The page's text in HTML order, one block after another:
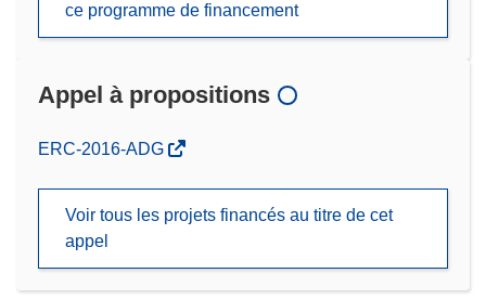
ce programme de financement
Appel à propositions
(s’ouvre
nouvelle
fenêtre)
ERC-2016-ADG
Voir tous les projets financés au titre de cet
appel